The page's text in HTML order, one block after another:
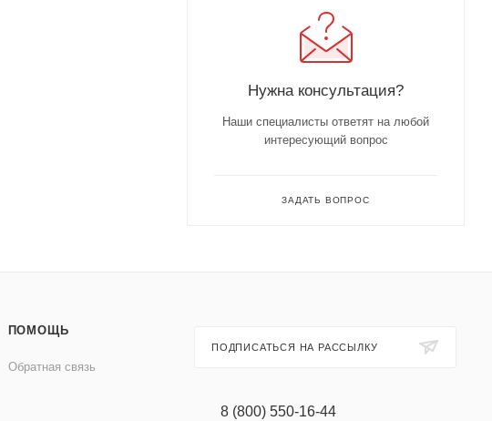
Нужна консультация?
Наши специалисты ответят на любой
интересующий вопрос
ЗАДАТЬ ВОПРОС
ПОМОЩЬ
Обратная связь
ПОДПИСАТЬСЯ НА РАССЫЛКУ
8 (800) 550-16-44